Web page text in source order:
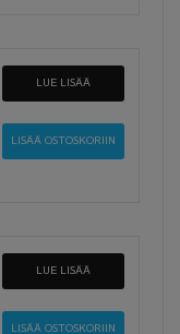
LUE LISÄÄ
LUE LISÄÄ